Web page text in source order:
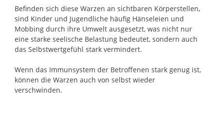
Befinden sich diese Warzen an sichtbaren Körperstellen,
sind Kinder und Jugendliche häufig Hänseleien und
Mobbing durch ihre Umwelt ausgesetzt, was nicht nur
eine starke seelische Belastung bedeutet, sondern auch
das Selbstwertgefühl stark vermindert.
Wenn das Immunsystem der Betroffenen stark genug ist,
können die Warzen auch von selbst wieder
verschwinden.